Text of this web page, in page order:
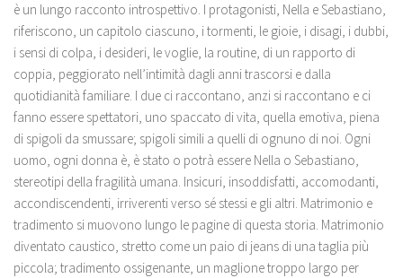
è un lungo racconto introspettivo. I protagonisti, Nella e Sebastiano,
riferiscono, un capitolo ciascuno, i tormenti, le gioie, i disagi, i dubbi,
i sensi di colpa, i desideri, le voglie, la routine, di un rapporto di
coppia, peggiorato nell’intimità dagli anni trascorsi e dalla
quotidianità familiare. I due ci raccontano, anzi si raccontano e ci
fanno essere spettatori, uno spaccato di vita, quella emotiva, piena
di spigoli da smussare; spigoli simili a quelli di ognuno di noi. Ogni
uomo, ogni donna è, è stato o potrà essere Nella o Sebastiano,
stereotipi della fragilità umana. Insicuri, insoddisfatti, accomodanti,
accondiscendenti, irriverenti verso sé stessi e gli altri. Matrimonio e
tradimento si muovono lungo le pagine di questa storia. Matrimonio
diventato caustico, stretto come un paio di jeans di una taglia più
piccola; tradimento ossigenante, un maglione troppo largo per